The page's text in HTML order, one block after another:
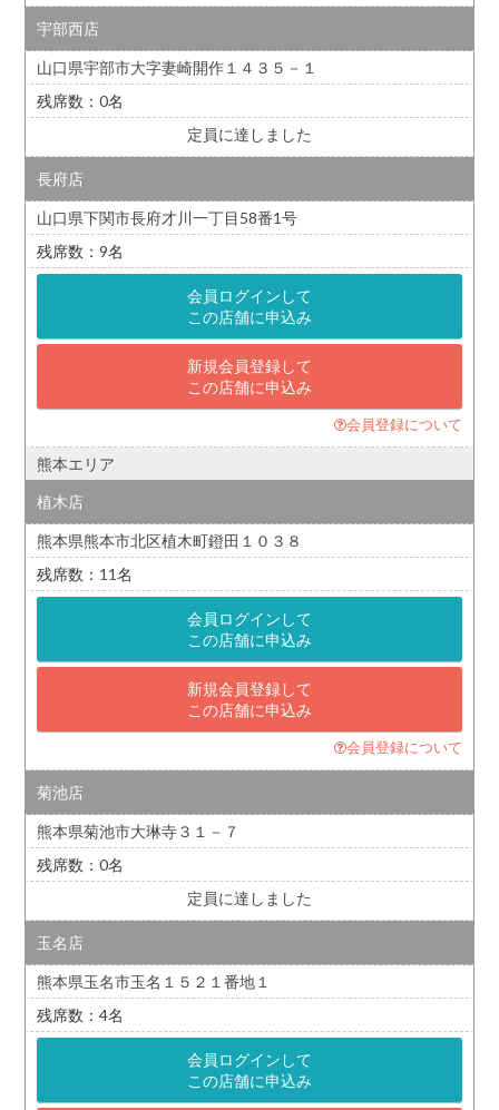
宇部西店
山口県宇部市大字妻崎開作１４３５－１
0
定員に達しました
長府店
山口県下関市長府才川一丁目58番1号
9
会員ログインして
この店舗に申込み
新規会員登録して
この店舗に申込み
会員登録について
熊本エリア
植木店
熊本県熊本市北区植木町鐙田１０３８
11
会員ログインして
この店舗に申込み
新規会員登録して
この店舗に申込み
会員登録について
菊池店
熊本県菊池市大琳寺３１－７
0
定員に達しました
玉名店
熊本県玉名市玉名１５２１番地１
4
会員ログインして
この店舗に申込み